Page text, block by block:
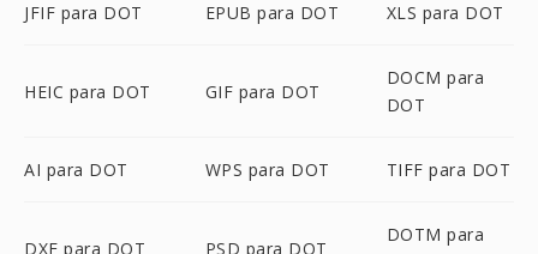
JFIF para DOT EPUB para DOT XLS para DOT
HEIC para DOT GIF para DOT
DOCM para
DOT
AI para DOT WPS para DOT TIFF para DOT
DXF para DOT PSD para DOT
DOTM para